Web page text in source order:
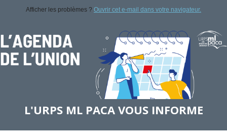
Afficher les problèmes ? Ouvrir cet e-mail dans votre navigateur.
L'URPS ML PACA VOUS INFORME